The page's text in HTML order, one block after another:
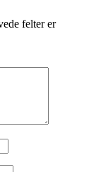
felter er